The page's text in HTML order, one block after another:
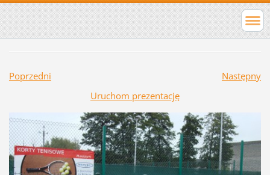
Poprzedni
Następny
Uruchom prezentację